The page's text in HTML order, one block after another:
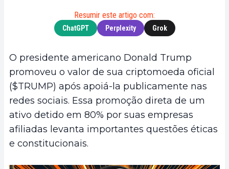
Resumir este artigo com:
ChatGPT Perplexity Grok
O presidente americano Donald Trump
promoveu o valor de sua criptomoeda oficial
($TRUMP) após apoiá-la publicamente nas
redes sociais. Essa promoção direta de um
ativo detido em 80% por suas empresas
afiliadas levanta importantes questões éticas
e constitucionais.